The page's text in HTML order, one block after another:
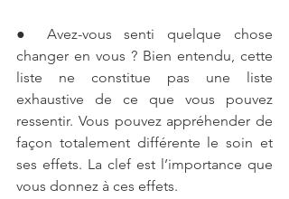
● Avez-vous senti quelque chose
changer en vous ? Bien entendu, cette
liste ne constitue pas une liste
exhaustive de ce que vous pouvez
ressentir. Vous pouvez appréhender de
façon totalement différente le soin et
ses effets. La clef est l’importance que
vous donnez à ces effets.